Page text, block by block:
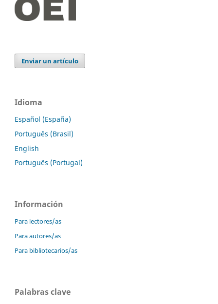
Enviar un artículo
Idioma
Español (España)
Português (Brasil)
English
Português (Portugal)
Información
Para lectores/as
Para autores/as
Para bibliotecarios/as
Palabras clave